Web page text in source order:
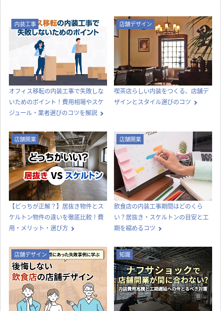
内装工事
オフィス移転の内装工事で失敗しな
いためのポイント！費用相場やスケ
ジュール・業者選びのコツを解説
店舗デザイン
喫茶店らしい内装をつくる、店舗デ
ザインとスタイル選びのコツ
店舗開業
【どっちが正解？】居抜き物件とス
ケルトン物件の違いを徹底比較！費
用・メリット・選び方
店舗開業
飲食店の内装工事期間はどのくら
い？居抜き・スケルトンの目安と工
期を縮めるコツ
店舗デザイン 知識